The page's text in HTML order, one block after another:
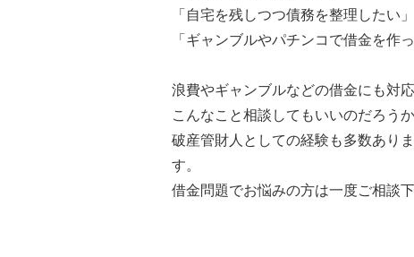
「自宅を残しつつ債務を整理したい」
「ギャンブルやパチンコで借金を作
浪費やギャンブルなどの借金にも対
こんなこと相談してもいいのだろう
破産管財人としての経験も多数あり
す。
借金問題でお悩みの方は一度ご相談下